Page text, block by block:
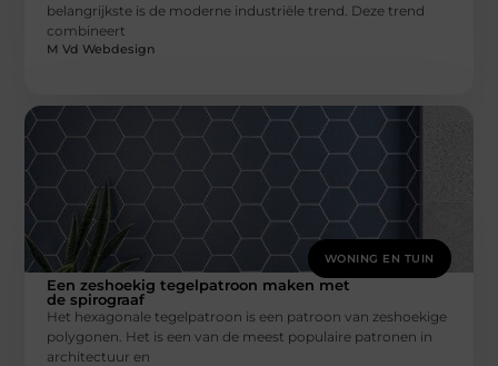
belangrijkste is de moderne industriële trend. Deze trend
combineert
M Vd Webdesign
WONING EN TUIN
Een zeshoekig tegelpatroon maken met
de spirograaf
Het hexagonale tegelpatroon is een patroon van zeshoekige
polygonen. Het is een van de meest populaire patronen in
architectuur en